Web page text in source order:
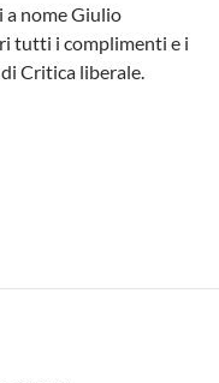
a nome Giulio
tutti i complimenti e i
Critica liberale.